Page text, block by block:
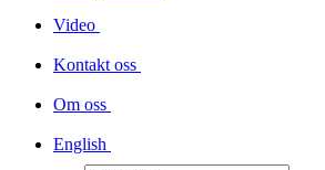
Video
Kontakt oss
Om oss
English